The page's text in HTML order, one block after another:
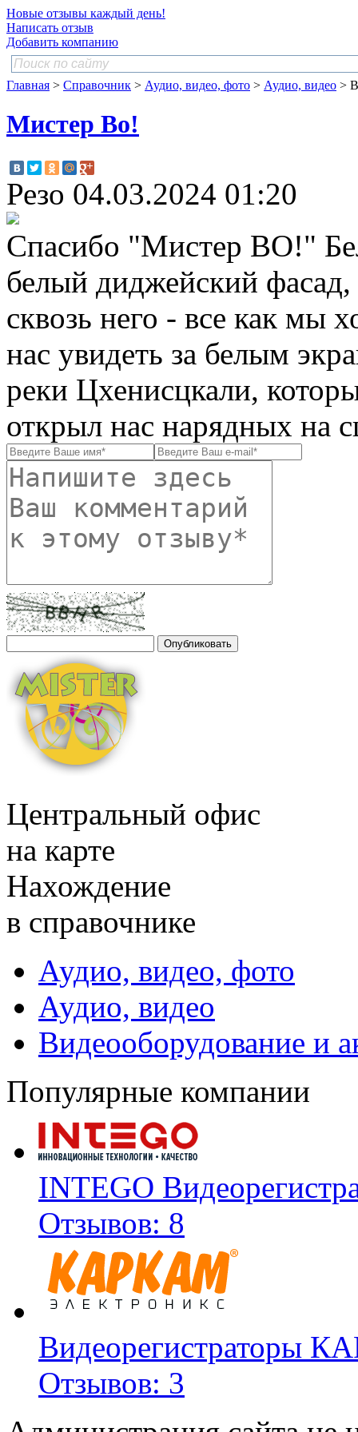
Новые отзывы каждый день!
Написать отзыв
Добавить компанию
Главная > Справочник > Аудио, видео, фото > Аудио, видео >
Мистер Во!
Резо 04.03.2024 01:20
Спасибо "Мистер ВО!"
белый диджейский
сквозь него - все как мы
нас увидеть за белым
реки Цхенисцкали,
открыл нас нарядных на
Центральный офис
на карте
Нахождение
в справочнике
Аудио, видео, фото
Аудио, видео
Видеооборудование и
Популярные компании
INTEGO
Отзывов: 8
Видеорегистраторы
Отзывов: 3